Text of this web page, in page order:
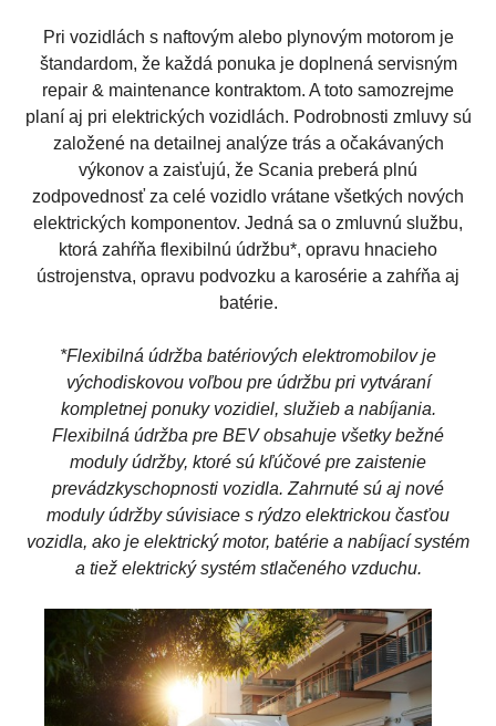
Pri vozidlách s naftovým alebo plynovým motorom je
štandardom, že každá ponuka je doplnená servisným
repair & maintenance kontraktom. A toto samozrejme
planí aj pri elektrických vozidlách. Podrobnosti zmluvy sú
založené na detailnej analýze trás a očakávaných
výkonov a zaisťujú, že Scania preberá plnú
zodpovednosť za celé vozidlo vrátane všetkých nových
elektrických komponentov. Jedná sa o zmluvnú službu,
ktorá zahŕňa flexibilnú údržbu*, opravu hnacieho
ústrojenstva, opravu podvozku a karosérie a zahŕňa aj
batérie.
*Flexibilná údržba batériových elektromobilov je
východiskovou voľbou pre údržbu pri vytváraní
kompletnej ponuky vozidiel, služieb a nabíjania.
Flexibilná údržba pre BEV obsahuje všetky bežné
moduly údržby, ktoré sú kľúčové pre zaistenie
prevádzkyschopnosti vozidla. Zahrnuté sú aj nové
moduly údržby súvisiace s rýdzo elektrickou časťou
vozidla, ako je elektrický motor, batérie a nabíjací systém
a tiež elektrický systém stlačeného vzduchu.